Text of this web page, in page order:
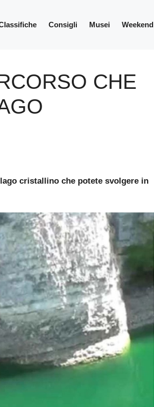
Consigli Musei Weekend
CHE
cristallino che potete svolgere in